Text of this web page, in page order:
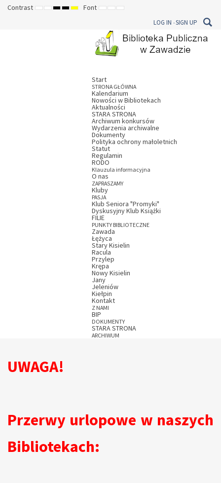
Contrast DEFAULT
NIGHT
HIGHHIGHHIGHFont SETSETSET
LOG IN SIGN UP
Start
STRONA GŁÓWNA
Kalendarium
Nowości w Bibliotekach
Aktualności
STARA STRONA
Archiwum konkursów
Wydarzenia archiwalne
Dokumenty
Polityka ochrony małoletnich
Statut
Regulamin
RODO
Klauzula informacyjna
O nas
ZAPRASZAMY
Kluby
PASJA
Klub Seniora "Promyki"
Dyskusyjny Klub Książki
FILIE
PUNKTY BIBLIOTECZNE
Zawada
Łężyca
Stary Kisielin
Racula
Przylep
Krępa
Nowy Kisielin
Jany
Jeleniów
Kiełpin
Kontakt
Z NAMI
BIP
DOKUMENTY
STARA STRONA
ARCHIWUM
UWAGA!
Przerwy urlopowe w naszych
Bibliotekach: